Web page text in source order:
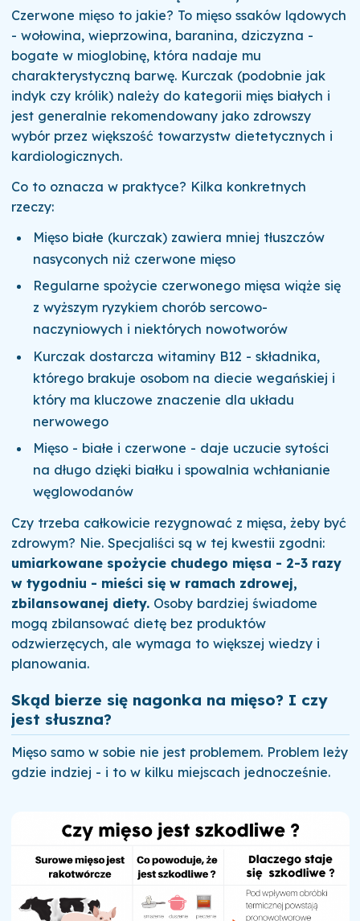
Czerwone mięso to jakie? To mięso ssaków lądowych
- wołowina, wieprzowina, baranina, dziczyzna -
bogate w mioglobinę, która nadaje mu
charakterystyczną barwę. Kurczak (podobnie jak
indyk czy królik) należy do kategorii mięs białych i
jest generalnie rekomendowany jako zdrowszy
wybór przez większość towarzystw dietetycznych i
kardiologicznych.
Co to oznacza w praktyce? Kilka konkretnych
rzeczy:
Mięso białe (kurczak) zawiera mniej tłuszczów
nasyconych niż czerwone mięso
Regularne spożycie czerwonego mięsa wiąże się
z wyższym ryzykiem chorób sercowo-
naczyniowych i niektórych nowotworów
Kurczak dostarcza witaminy B12 - składnika,
którego brakuje osobom na diecie wegańskiej i
który ma kluczowe znaczenie dla układu
nerwowego
Mięso - białe i czerwone - daje uczucie sytości
na długo dzięki białku i spowalnia wchłanianie
węglowodanów
Czy trzeba całkowicie rezygnować z mięsa, żeby być
zdrowym? Nie. Specjaliści są w tej kwestii zgodni:
umiarkowane spożycie chudego mięsa - 2-3 razy
w tygodniu - mieści się w ramach zdrowej,
zbilansowanej diety.Osoby bardziej świadome
mogą zbilansować dietę bez produktów
odzwierzęcych, ale wymaga to większej wiedzy i
planowania.
Skąd bierze się nagonka na mięso? I czy
jest słuszna?
Mięso samo w sobie nie jest problemem. Problem leży
gdzie indziej - i to w kilku miejscach jednocześnie.